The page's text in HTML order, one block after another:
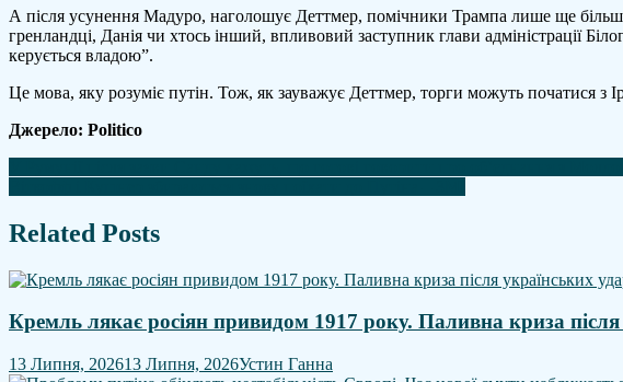
А після усунення Мадуро, наголошує Деттмер, помічники Трампа лише ще
гренландці, Данія чи хтось інший, впливовий заступник глави адміністрації
керується владою”.
Це мова, яку розуміє путін. Тож, як зауважує Деттмер, торги можуть початися з
Джерело: Politico
Навігація
записів
Related Posts
Кремль лякає росіян привидом 1917 року. Паливна криза
13 Липня, 202613 Липня, 2026Устин Ганна